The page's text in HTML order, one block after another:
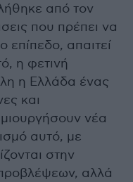
από τον
που πρέπει να
απαιτεί
η φετινή
η Ελλάδα ένας
και
νέα
αυτό, με
στην
αλλά